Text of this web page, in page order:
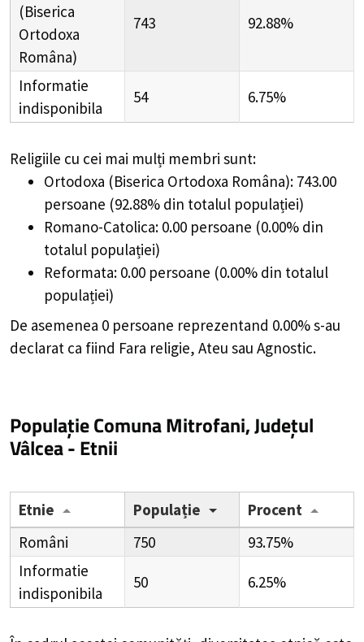
(Biserica
Ortodoxa
Româna)
743 92.88%
Informatie
indisponibila
54 6.75%
Religiile cu cei mai mulți membri sunt:
Ortodoxa (Biserica Ortodoxa Româna): 743.00
persoane (92.88% din totalul populației)
Romano-Catolica: 0.00 persoane (0.00% din
totalul populației)
Reformata: 0.00 persoane (0.00% din totalul
populației)
De asemenea 0 persoane reprezentand 0.00% s-au
declarat ca fiind Fara religie, Ateu sau Agnostic.
Populație Comuna Mitrofani, Județul
Vâlcea - Etnii
Etnie Populație
Procent
Români
750
93.75%
Informatie
indisponibila
50 6.25%